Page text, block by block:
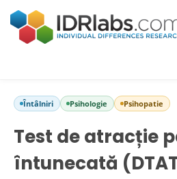
Întâlniri Psihologie Psihopatie
Test de atracție
întunecată